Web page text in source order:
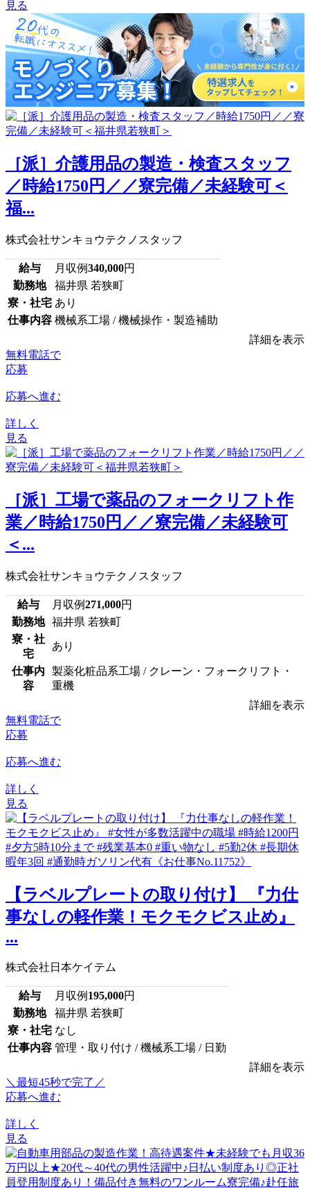
見る
［派］介護用品の製造・検査スタッフ
／時給1750円／／寮完備／未経験可＜
福...
株式会社サンキョウテクノスタッフ
給与 月収例340,000円
勤務地
福井県 若狭町
寮・社宅 あり
仕事内容 機械系工場 / 機械操作・製造補助
詳細を表示
無料電話で
応募
応募へ進む
詳しく
見る
［派］工場で薬品のフォークリフト作
業／時給1750円／／寮完備／未経験可
＜...
株式会社サンキョウテクノスタッフ
給与 月収例271,000円
勤務地 福井県 若狭町
寮・社
宅
あり
仕事内
容
製薬化粧品系工場 / クレーン・フォークリフト・
重機
詳細を表示
無料電話で
応募
応募へ進む
詳しく
見る
【ラベルプレートの取り付け】 『力仕
事なしの軽作業！モクモクビス止め』
...
株式会社日本ケイテム
給与 月収例 195,000円
勤務地
福井県 若狭町
寮・社宅 なし
仕事内容 管理・取り付け / 機械系工場 / 日勤
詳細を表示
＼最短45秒で完了／
応募へ進む
詳しく
見る